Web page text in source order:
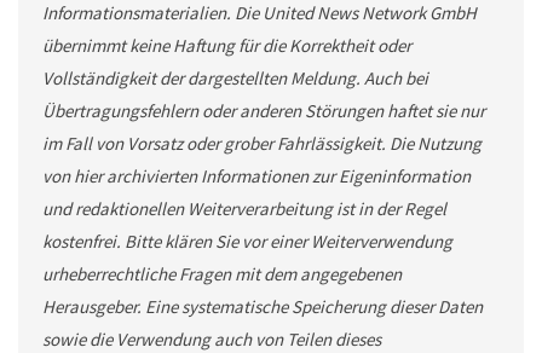
Informationsmaterialien. Die United News Network GmbH
übernimmt keine Haftung für die Korrektheit oder
Vollständigkeit der dargestellten Meldung. Auch bei
Übertragungsfehlern oder anderen Störungen haftet sie nur
im Fall von Vorsatz oder grober Fahrlässigkeit. Die Nutzung
von hier archivierten Informationen zur Eigeninformation
und redaktionellen Weiterverarbeitung ist in der Regel
kostenfrei. Bitte klären Sie vor einer Weiterverwendung
urheberrechtliche Fragen mit dem angegebenen
Herausgeber. Eine systematische Speicherung dieser Daten
sowie die Verwendung auch von Teilen dieses